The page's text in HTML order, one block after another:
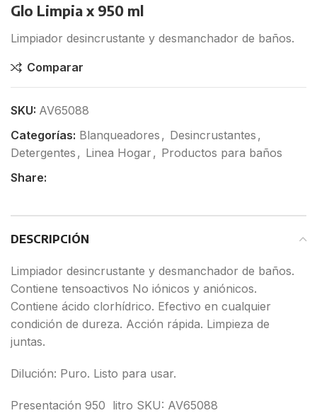
Glo Limpia x 950 ml
Limpiador desincrustante y desmanchador de baños.
Comparar
SKU: AV65088
Categorías: Blanqueadores , Desincrustantes ,
Detergentes , Linea Hogar , Productos para baños
Share:
DESCRIPCIÓN
Limpiador desincrustante y desmanchador de baños.
Contiene tensoactivos No iónicos y aniónicos.
Contiene ácido clorhídrico. Efectivo en cualquier
condición de dureza. Acción rápida. Limpieza de
juntas.
Dilución: Puro. Listo para usar.
Presentación 950 litro SKU: AV65088